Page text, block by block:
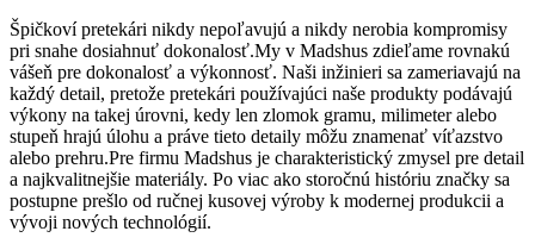
Špičkoví pretekári nikdy nepoľavujú a nikdy nerobia kompromisy
pri snahe dosiahnuť dokonalosť.My v Madshus zdieľame rovnakú
vášeň pre dokonalosť a výkonnosť. Naši inžinieri sa zameriavajú na
každý detail, pretože pretekári používajúci naše produkty podávajú
výkony na takej úrovni, kedy len zlomok gramu, milimeter alebo
stupeň hrajú úlohu a práve tieto detaily môžu znamenať víťazstvo
alebo prehru.Pre firmu Madshus je charakteristický zmysel pre detail
a najkvalitnejšie materiály. Po viac ako storočnú históriu značky sa
postupne prešlo od ručnej kusovej výroby k modernej produkcii a
vývoji nových technológií.